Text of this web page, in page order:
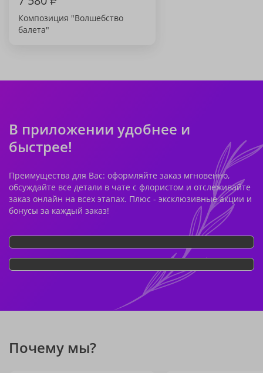
Композиция "Волшебство
балета"
В приложении удобнее и
быстрее!
Преимущества для Вас: оформляйте заказ мгновенно,
обсуждайте все детали в чате с флористом и отслеживайте
заказ онлайн на всех этапах. Плюс - эксклюзивные акции и
бонусы за каждый заказ!
Почему мы?